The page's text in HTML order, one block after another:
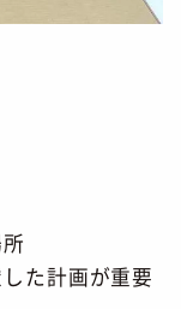
た計画が重要